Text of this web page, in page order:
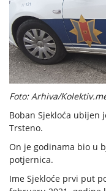
Foto: Arhiva/
Boban Sjekloća ubijen
Trsteno.
On je godinama bio u
potjernica.
Ime Sjekloće prvi put